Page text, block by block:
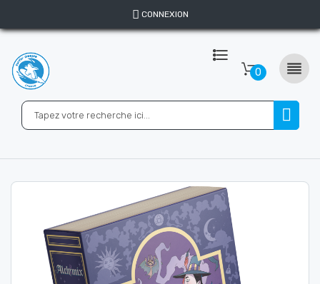
CONNEXION
0 